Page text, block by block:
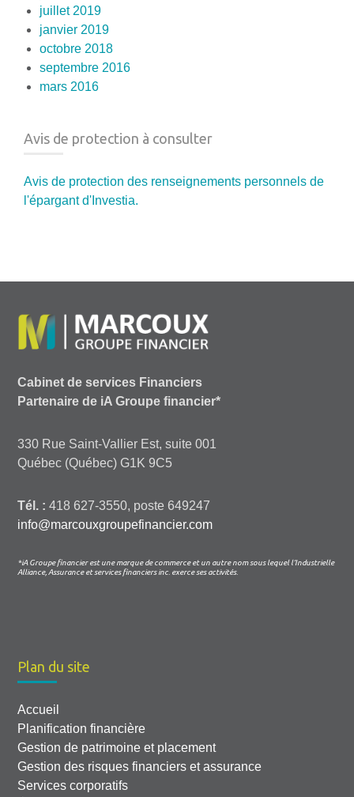
juillet 2019
janvier 2019
octobre 2018
septembre 2016
mars 2016
Avis de protection à consulter
Avis de protection des renseignements personnels de
l'épargant d'Investia.
Cabinet de services Financiers
Partenaire de iA Groupe financier*
330 Rue Saint-Vallier Est, suite 001
Québec (Québec) G1K 9C5
Tél. : 418 627-3550, poste 649247
info@marcouxgroupefinancier.com
*iA Groupe financier est une marque de commerce et un autre nom sous lequel l’Industrielle
Alliance, Assurance et services financiers inc. exerce ses activités.
Plan du site
Accueil
Planification financière
Gestion de patrimoine et placement
Gestion des risques financiers et assurance
Services corporatifs